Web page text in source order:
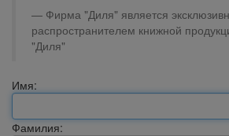
Фирма "Диля" является
распространителем книжной
"Диля"
Имя:
Фамилия: